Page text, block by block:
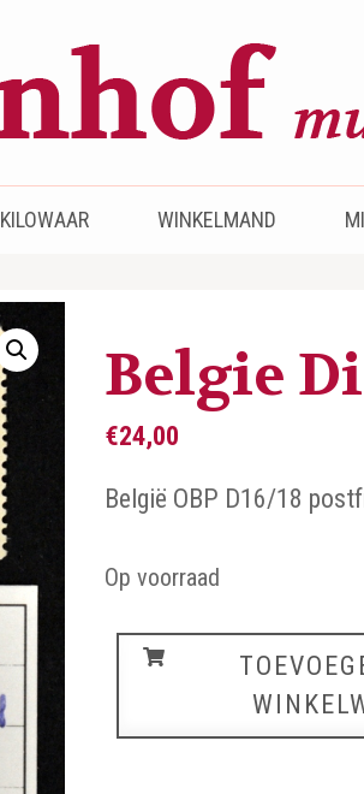
KILOWAAR WINKELMAND
Belgie
€24,00
België OBP D16/18
Op voorraad
Belgie